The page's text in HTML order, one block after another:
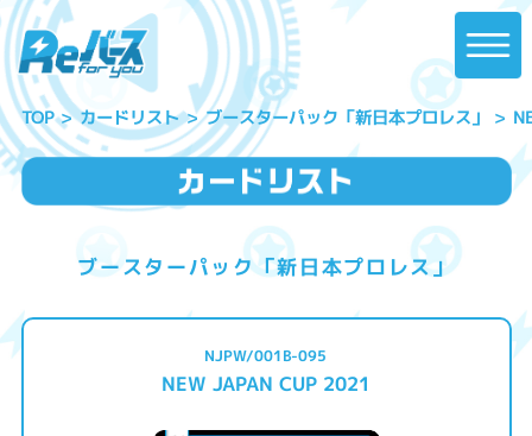
TOP カードリスト ブースターパック「新日本プロレス」
ブースターパック「新日本プロレス」
NJPW/001B-095
NEW JAPAN CUP 2021